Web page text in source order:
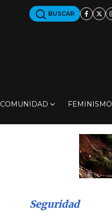
BUSCAR
COMUNIDAD FEMINISMO
Seguridad